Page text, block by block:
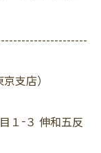
支店）
１−３ 伸和五反